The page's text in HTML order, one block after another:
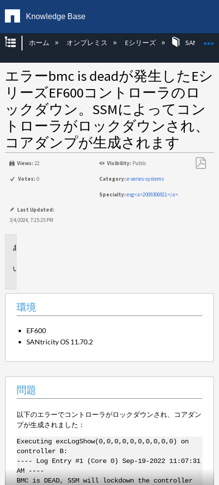
Knowledge Base
グローバル階層を展開/折りたたむ
ホーム オンプレミス Eシリーズ SANtricity
エラーbmc is deadが発生したEシ
リーズEF600コントローラのロ
ックダウン。SSMによってコン
トローラがロックダウンされ、
コアダンプが生成されます
Views: 22 Visibility: Public
Votes: 0 Category:e-series-systems
Specialty:esg<a>2009306921</a>
Last Updated:
3/4/2024, 7:25:25 PM
環境
EF600
SANtricity OS 11.70.2
問題
以下のエラーでコントローラがロックダウンされ、コアダン
プが生成されました：
Executing excLogShow(0,0,0,0,0,0,0,0,0,0) on
controller B:
---- Log Entry #1 (Core 0) Sep-19-2022 11:07:31
AM ----
BMC is DEAD, SSM will lockdown the controller